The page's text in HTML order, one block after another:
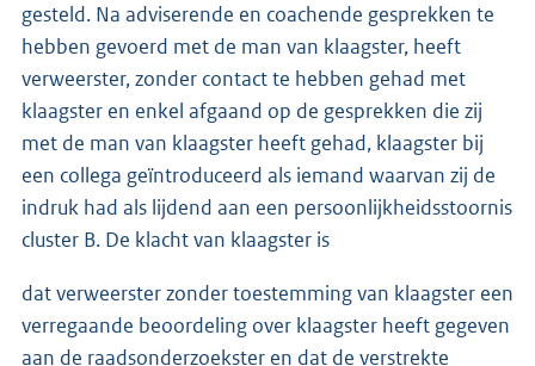
gesteld. Na adviserende en coachende gesprekken te
hebben gevoerd met de man van klaagster, heeft
verweerster, zonder contact te hebben gehad met
klaagster en enkel afgaand op de gesprekken die zij
met de man van klaagster heeft gehad, klaagster bij
een collega geïntroduceerd als iemand waarvan zij de
indruk had als lijdend aan een persoonlijkheidsstoornis
cluster B. De klacht van klaagster is
dat verweerster zonder toestemming van klaagster een
verregaande beoordeling over klaagster heeft gegeven
aan de raadsonderzoekster en dat de verstrekte